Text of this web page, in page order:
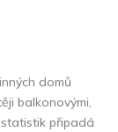
domů
balkonovými,
připadá